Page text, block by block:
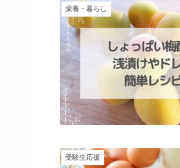
栄養・暮らし
受験生応援